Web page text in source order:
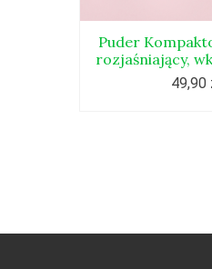
Puder
rozjaśniający,
49,90